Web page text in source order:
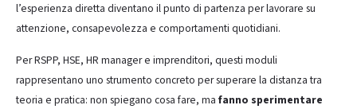
l’esperienza diretta diventano il punto di partenza per lavorare su
attenzione, consapevolezza e comportamenti quotidiani.
Per RSPP, HSE, HR manager e imprenditori, questi moduli
rappresentano uno strumento concreto per superare la distanza tra
teoria e pratica: non spiegano cosa fare, ma fanno sperimentare